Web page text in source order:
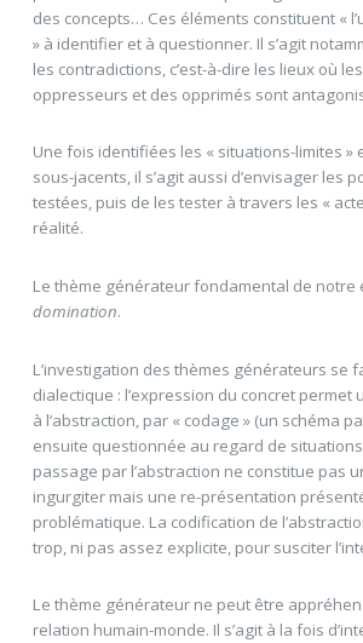
des concepts… Ces éléments constituent «
» à identifier et à questionner. Il s’agit
les contradictions, c’est-à-dire les lieux où
oppresseurs et des opprimés sont
Une fois identifiées les « situations-limites »
sous-jacents, il s’agit aussi d’envisager les
testées, puis de les tester à travers les «
réalité.
Le thème générateur fondamental de notre
domination.
L’investigation des thèmes générateurs se
dialectique : l’expression du concret permet
à l’abstraction, par « codage » (un schéma
ensuite questionnée au regard de
passage par l’abstraction ne constitue pas
ingurgiter mais une re-présentation
problématique. La codification de
trop, ni pas assez explicite, pour susciter
Le thème générateur ne peut être
relation humain-monde. Il s’agit à la fois